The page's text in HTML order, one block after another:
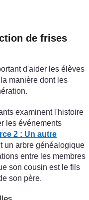
de frises
d'aider les élèves
manière dont les
examinent l'histoire
les événements
2 : Un autre
un arbre généalogique
entre les membres
son cousin est le fils
son père.